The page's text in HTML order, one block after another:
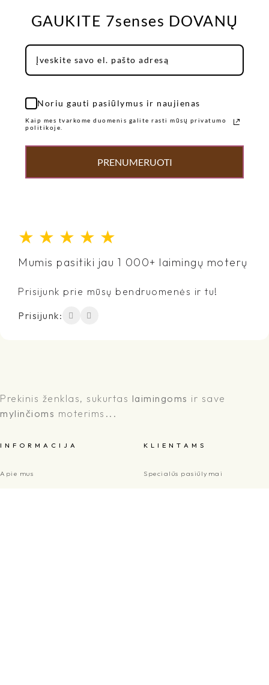
GAUKITE 7senses DOVANŲ
Noriu gauti pasiūlymus ir naujienas
Kaip mes tvarkome duomenis galite rasti mūsų privatumo
politikoje.
PRENUMERUOTI
★ ★ ★ ★ ★
Mumis pasitiki jau 1 000+ laimingų moterų
Prisijunk prie mūsų bendruomenės ir tu!
Prisijunk:
Prekinis ženklas, sukurtas laimingoms ir save
mylinčioms moterims...
I N F O R M A C I J A
Apie mus
K L I E N T A M S
Specialūs pasiūlymai